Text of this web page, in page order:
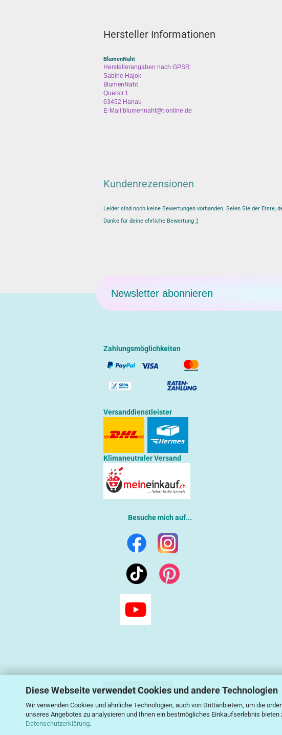
Diese Webseite verwendet Cookies und andere Technologien
Wir verwenden Cookies und ähnliche Technologien, auch von Drittanbietern, um die
unseres Angebotes zu analysieren und Ihnen ein bestmögliches Einkaufserlebnis
Datenschutzerklärung.
Hersteller Informationen
BlumenNaht
Herstellerangaben nach GPSR:
Sabine Hajok
BlumenNaht
Querstr.1
63452 Hanau
E-Mail:blumennaht@t-online.de
Kundenrezensionen
Leider sind noch keine Bewertungen vorhanden. Seien Sie der Erste,
Danke für deine ehrliche Bewertung ;)
Newsletter abonnieren
Zahlungsmöglichkeiten
Versanddienstleister
Klimaneutraler Versand
Besuche mich auf...
Vertrag widerrufen